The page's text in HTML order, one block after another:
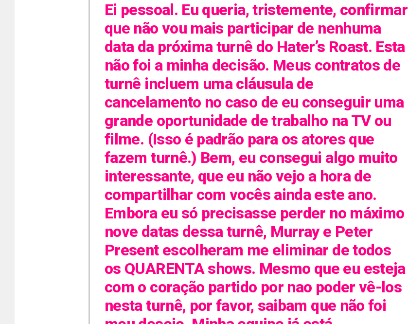
Ei pessoal. Eu queria, tristemente, confirmar
que não vou mais participar de nenhuma
data da próxima turnê do Hater’s Roast. Esta
não foi a minha decisão. Meus contratos de
turnê incluem uma cláusula de
cancelamento no caso de eu conseguir uma
grande oportunidade de trabalho na TV ou
filme. (Isso é padrão para os atores que
fazem turnê.) Bem, eu consegui algo muito
interessante, que eu não vejo a hora de
compartilhar com vocês ainda este ano.
Embora eu só precisasse perder no máximo
nove datas dessa turnê, Murray e Peter
Present escolheram me eliminar de todos
os QUARENTA shows. Mesmo que eu esteja
com o coração partido por nao poder vê-los
nesta turnê, por favor, saibam que não foi